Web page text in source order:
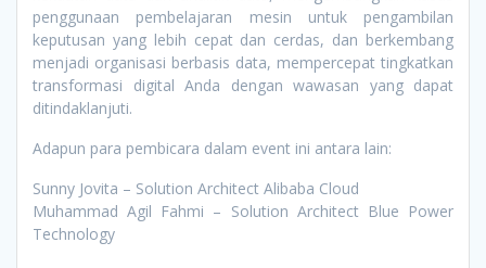
penggunaan pembelajaran mesin untuk pengambilan
keputusan yang lebih cepat dan cerdas, dan berkembang
menjadi organisasi berbasis data, mempercepat tingkatkan
transformasi digital Anda dengan wawasan yang dapat
ditindaklanjuti.
Adapun para pembicara dalam event ini antara lain:
Sunny Jovita – Solution Architect Alibaba Cloud
Muhammad Agil Fahmi – Solution Architect Blue Power
Technology